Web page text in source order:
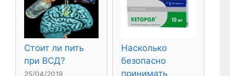
Стоит ли пить
при ВСД?
25/04/2019
Насколько
безопасно
принимать